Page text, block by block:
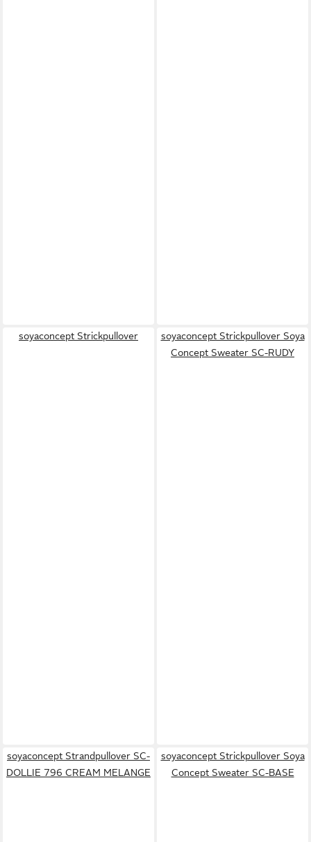
soyaconcept Strickpullover
soyaconcept Strickpullover Soya
Concept Sweater SC-RUDY
soyaconcept Strandpullover SC-
DOLLIE 796 CREAM MELANGE
soyaconcept Strickpullover Soya
Concept Sweater SC-BASE